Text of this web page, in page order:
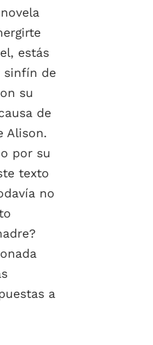
estás
sinfín de
su
de
Alison.
por su
texto
no
a